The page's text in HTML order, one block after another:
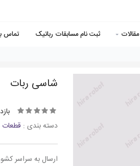
مقالات ثبت نام مسابقات رباتیک تماس
شاسی ربات
دسته بندی : قطعات
ارسال به سراسر